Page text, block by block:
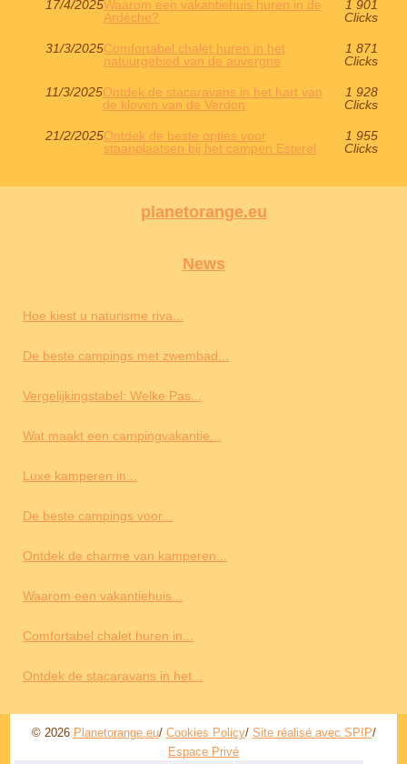
17/4/2025Waarom een ​​vakantiehuis huren in de
Ardèche?
1 901
Clicks
31/3/2025Comfortabel chalet huren in het
natuurgebied van de auvergne
1 871
Clicks
11/3/2025Ontdek de stacaravans in het hart van
de kloven van de Verdon
1 928
Clicks
21/2/2025Ontdek de beste opties voor
staanplaatsen bij het campen Esterel
1 955
Clicks
planetorange.eu
News
Hoe kiest u naturisme riva...
De beste campings met zwembad...
Vergelijkingstabel: Welke Pas...
Wat maakt een campingvakantie...
Luxe kamperen in...
De beste campings voor...
Ontdek de charme van kamperen...
Waarom een ​​vakantiehuis...
Comfortabel chalet huren in...
Ontdek de stacaravans in het...
© 2026 Planetorange.eu/ Cookies Policy/ Site réalisé avec SPIP/
Espace Privé